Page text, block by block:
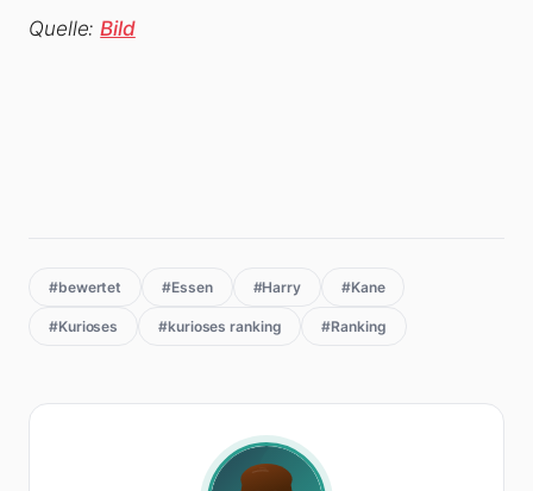
Quelle:Bild
#bewertet #Essen #Harry #Kane
#Kurioses #kurioses ranking #Ranking